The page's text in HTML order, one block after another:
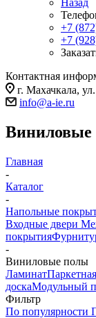
Назад
+7
+7
Контактная
г. Махачкала,
info@a-ie.ru
Главная
-
Каталог
-
Напольные
Входные двери
покрытия
-
Виниловые полы
Ламинат
доскаМодульный
Фильтр
По популярности